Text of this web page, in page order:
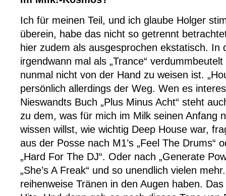
Ich für meinen Teil, und ich glaube Holger
überein, habe das nicht so getrennt
hier zudem als ausgesprochen ekstatisch. In
irgendwann mal als „Trance“
nunmal nicht von der Hand zu weisen ist.
persönlich allerdings der Weg. Wen es
Nieswandts Buch „Plus Minus Acht“ steht
zu dem, was für mich im Milk seinen Anfang
wissen willst, wie wichtig Deep House war,
aus der Posse nach M1’s „Feel The Drums“
„Hard For The DJ“. Oder nach „Generate
„She’s A Freak“ und so unendlich vielen
reihenweise Tränen in den Augen haben.